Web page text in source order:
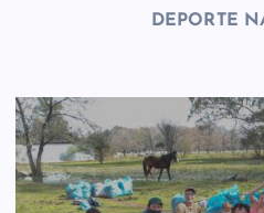
DEPORTE